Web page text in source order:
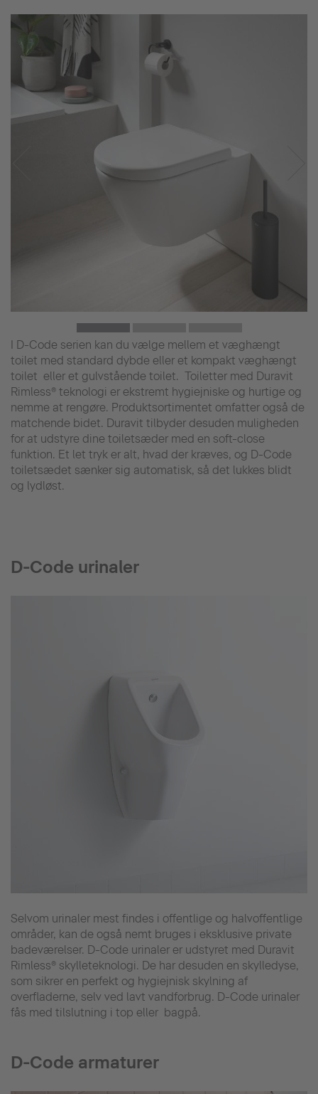
I D-Code serien kan du vælge mellem et væghængt
toilet med standard dybde eller et kompakt væghængt
toilet eller et gulvstående toilet. Toiletter med Duravit
Rimless® teknologi er ekstremt hygiejniske og hurtige og
nemme at rengøre. Produktsortimentet omfatter også de
matchende bidet. Duravit tilbyder desuden muligheden
for at udstyre dine toiletsæder med en soft-close
funktion. Et let tryk er alt, hvad der kræves, og D-Code
toiletsædet sænker sig automatisk, så det lukkes blidt
og lydløst.
D-Code urinaler
Selvom urinaler mest findes i offentlige og halvoffentlige
områder, kan de også nemt bruges i eksklusive private
badeværelser. D-Code urinaler er udstyret med Duravit
Rimless® skylleteknologi. De har desuden en skylledyse,
som sikrer en perfekt og hygiejnisk skylning af
overfladerne, selv ved lavt vandforbrug. D-Code urinaler
fås med tilslutning i top eller bagpå.
D-Code armaturer